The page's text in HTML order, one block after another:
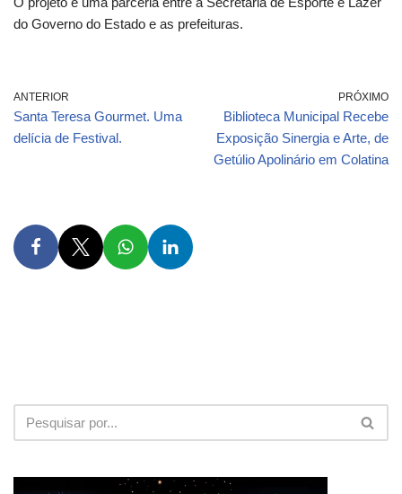
do Governo do Estado e as prefeituras.
ANTERIOR
Santa Teresa Gourmet. Uma
delícia de Festival.
PRÓXIMO
Biblioteca Municipal Recebe
Exposição Sinergia e Arte, de
Getúlio Apolinário em Colatina